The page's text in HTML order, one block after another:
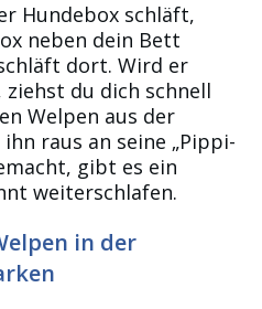
Hundebox schläft,
neben dein Bett
dort. Wird er
du dich schnell
Welpen aus der
raus an seine „Pippi-
gibt es ein
weiterschlafen.
in der